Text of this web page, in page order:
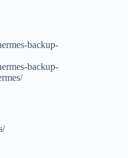
backup-
backup-